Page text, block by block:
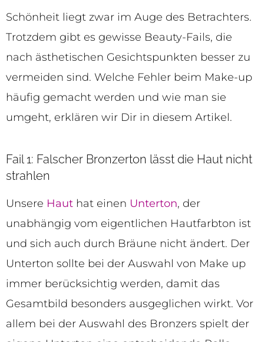
Schönheit liegt zwar im Auge des Betrachters.
Trotzdem gibt es gewisse Beauty-Fails, die
nach ästhetischen Gesichtspunkten besser zu
vermeiden sind. Welche Fehler beim Make-up
häufig gemacht werden und wie man sie
umgeht, erklären wir Dir in diesem Artikel.
Fail 1: Falscher Bronzerton lässt die Haut nicht
strahlen
Unsere Haut hat einen Unterton, der
unabhängig vom eigentlichen Hautfarbton ist
und sich auch durch Bräune nicht ändert. Der
Unterton sollte bei der Auswahl von Make up
immer berücksichtig werden, damit das
Gesamtbild besonders ausgeglichen wirkt. Vor
allem bei der Auswahl des Bronzers spielt der